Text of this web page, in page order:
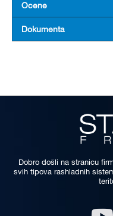
Ocene
Dokumenta
Dobro došli na stranicu
svih tipova rashladnih